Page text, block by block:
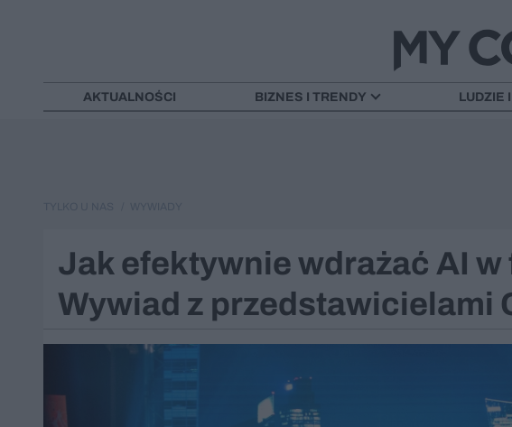
AKTUALNOŚCI BIZNES I TRENDY LUDZIE
Jak efektywnie wdrażać AI w
Wywiad z przedstawicielami